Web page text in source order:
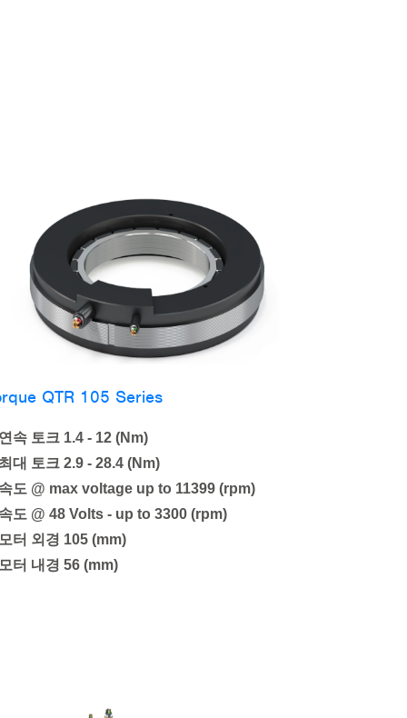
QTR 105 Series
속 토크 1.4 - 12 (Nm)
대 토크 2.9 - 28.4 (Nm)
도 @ max voltage up to 11399 (rpm)
도 @ 48 Volts - up to 3300 (rpm)
터 외경 105 (mm)
터 내경 56 (mm)